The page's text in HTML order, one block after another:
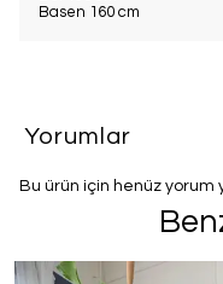
Basen 160 cm
Yorumlar
Bu ürün için henüz yorum